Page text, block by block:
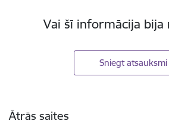
Vai šī informācija bija
Sniegt atsauksmi
Ātrās saites